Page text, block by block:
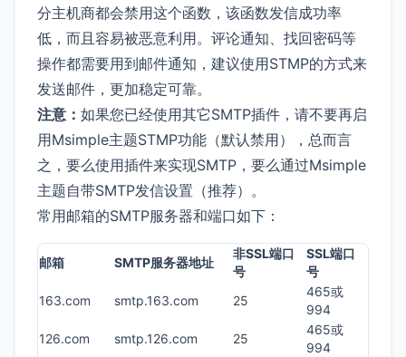
分主机商都会禁用这个函数，该函数发信成功率
低，而且容易被恶意利用。评论通知、找回密码等
操作都需要用到邮件通知，建议使用STMP的方式来
发送邮件，更加稳定可靠。
注意： 如果您已经使用其它SMTP插件，请不要再启
用Msimple主题STMP功能（默认禁用），总而言
之，要么使用插件来实现SMTP，要么通过Msimple
主题自带SMTP发信设置（推荐）。
常用邮箱的SMTP服务器和端口如下：
邮箱 SMTP服务器地址
非SSL端口
号
SSL端口
号
163.com
smtp.163.com 25
465或
994
126.com
smtp.126.com 25
465或
994